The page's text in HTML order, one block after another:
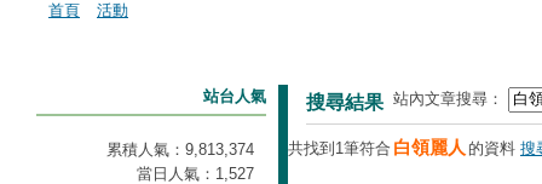
首頁 活動
搜尋結果 站內文章搜尋：
共找到1筆符合 白領麗人 的資料 搜
站台人氣
累積人氣： 9,813,374
當日人氣： 1,527